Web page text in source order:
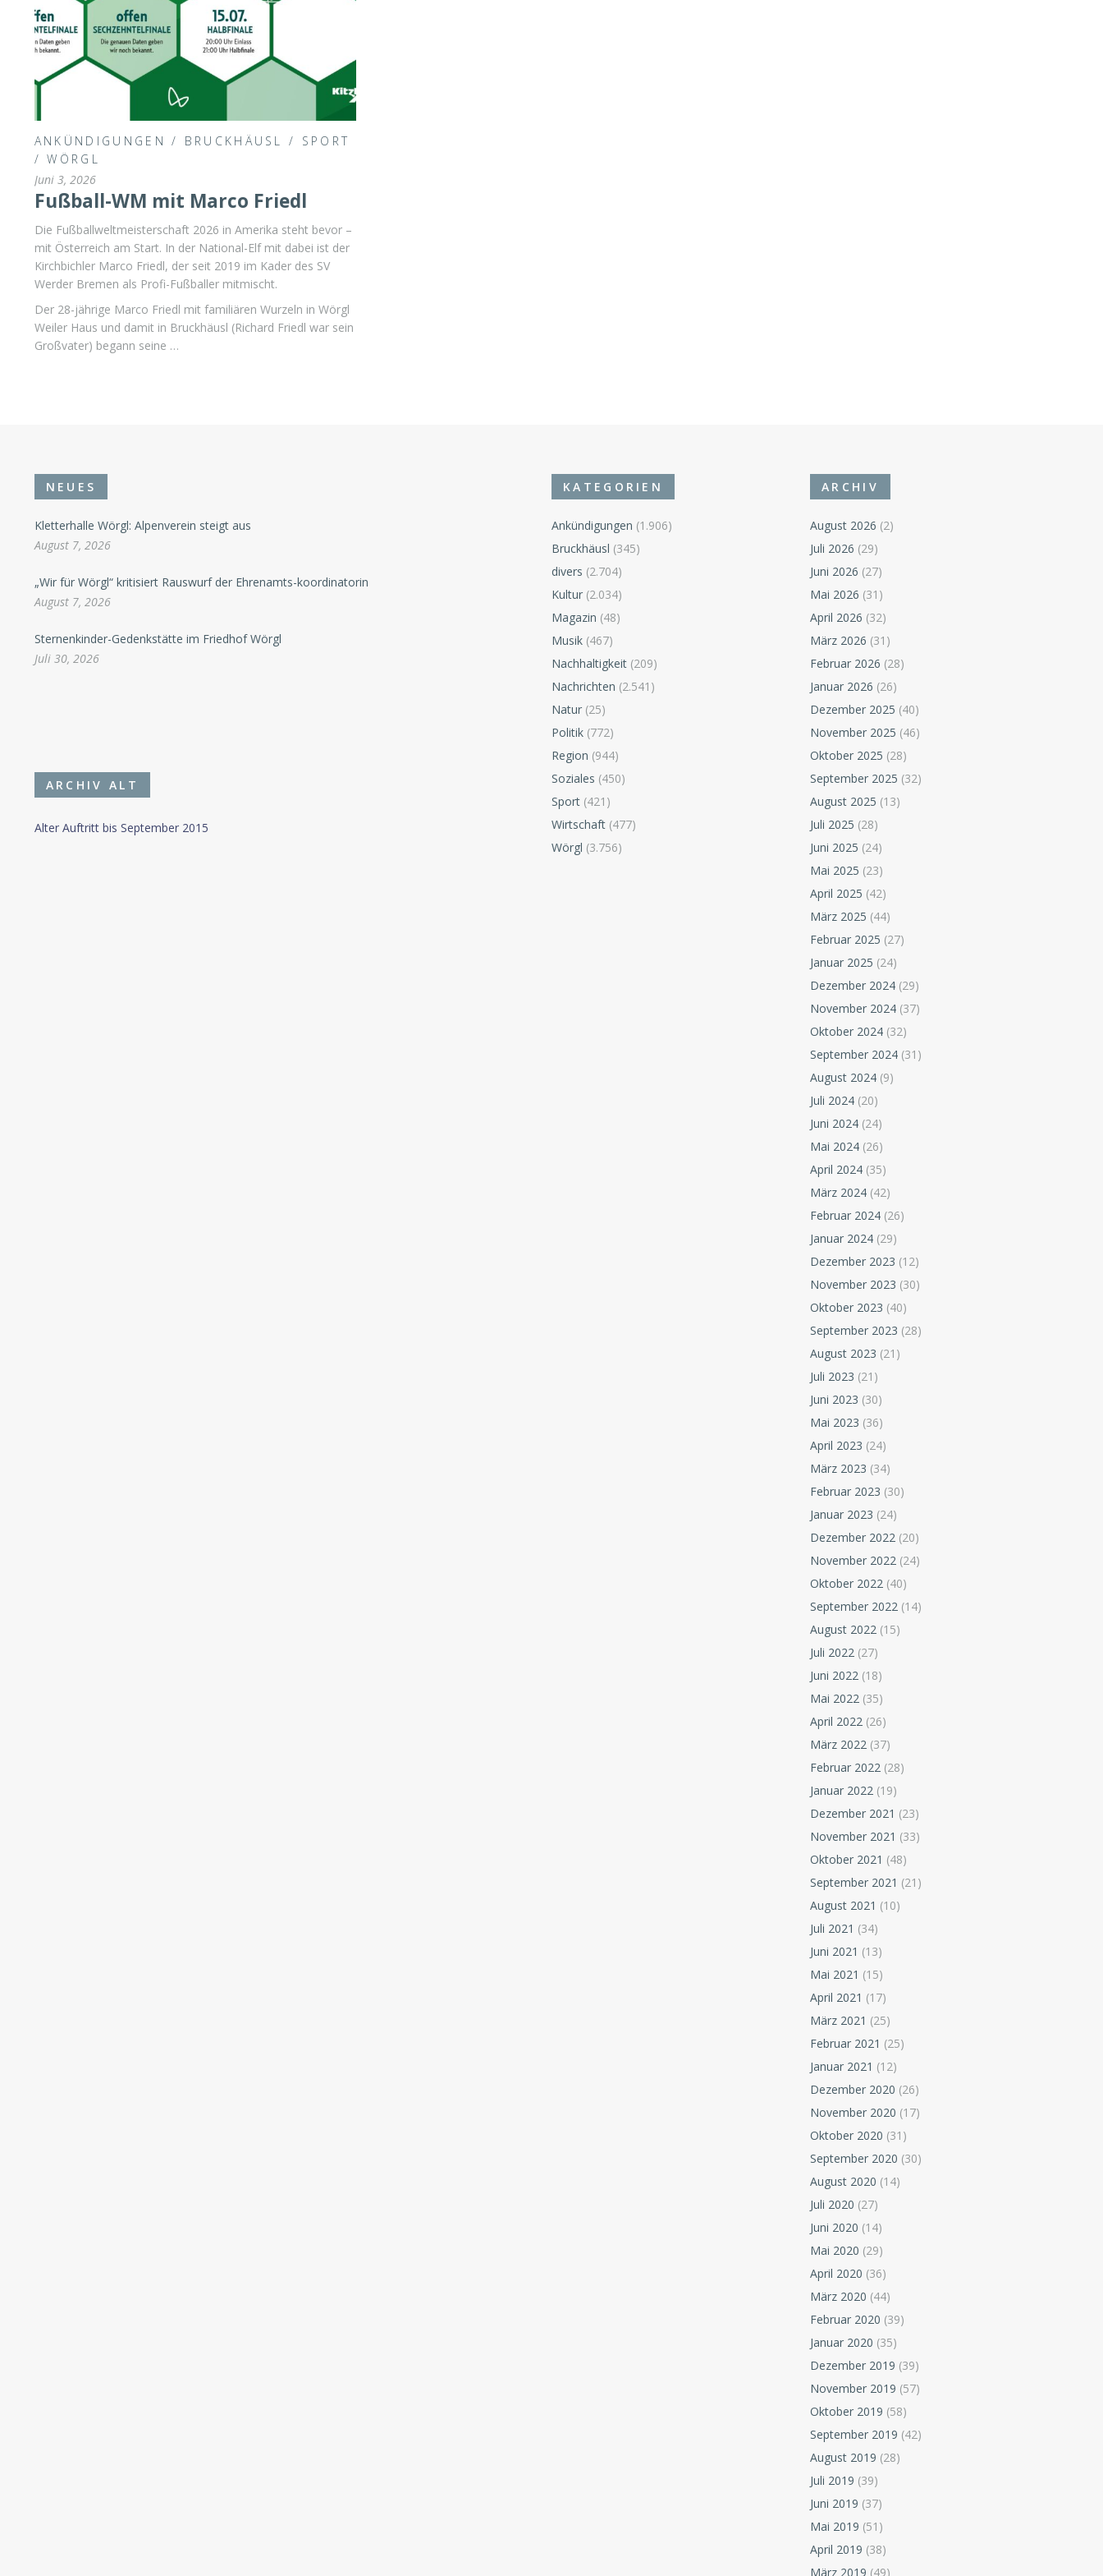
ANKÜNDIGUNGEN / BRUCKHÄUSL / SPORT
/WÖRGL
Juni 3, 2026
Fußball-WM mit Marco Friedl
Die Fußballweltmeisterschaft 2026 in Amerika steht bevor –
mit Österreich am Start. In der National-Elf mit dabei ist der
Kirchbichler Marco Friedl, der seit 2019 im Kader des SV
Werder Bremen als Profi-Fußballer mitmischt.
Der 28-jährige Marco Friedl mit familiären Wurzeln in Wörgl
Weiler Haus und damit in Bruckhäusl (Richard Friedl war sein
Großvater) begann seine …
NEUES
Kletterhalle Wörgl: Alpenverein steigt aus
August 7, 2026
„Wir für Wörgl“ kritisiert Rauswurf der Ehrenamts-koordinatorin
August 7, 2026
Sternenkinder-Gedenkstätte im Friedhof Wörgl
Juli 30, 2026
ARCHIV ALT
Alter Auftritt bis September 2015
KATEGORIEN
Ankündigungen (1.906)
Bruckhäusl (345)
divers (2.704)
Kultur (2.034)
Magazin (48)
Musik (467)
Nachhaltigkeit (209)
Nachrichten (2.541)
Natur (25)
Politik (772)
Region (944)
Soziales (450)
Sport (421)
Wirtschaft (477)
Wörgl (3.756)
ARCHIV
August 2026 (2)
Juli 2026 (29)
Juni 2026 (27)
Mai 2026 (31)
April 2026 (32)
März 2026 (31)
Februar 2026 (28)
Januar 2026 (26)
Dezember 2025 (40)
November 2025 (46)
Oktober 2025 (28)
September 2025 (32)
August 2025 (13)
Juli 2025 (28)
Juni 2025 (24)
Mai 2025 (23)
April 2025 (42)
März 2025 (44)
Februar 2025 (27)
Januar 2025 (24)
Dezember 2024 (29)
November 2024 (37)
Oktober 2024 (32)
September 2024 (31)
August 2024 (9)
Juli 2024 (20)
Juni 2024 (24)
Mai 2024 (26)
April 2024 (35)
März 2024 (42)
Februar 2024 (26)
Januar 2024 (29)
Dezember 2023 (12)
November 2023 (30)
Oktober 2023 (40)
September 2023 (28)
August 2023 (21)
Juli 2023 (21)
Juni 2023 (30)
Mai 2023 (36)
April 2023 (24)
März 2023 (34)
Februar 2023 (30)
Januar 2023 (24)
Dezember 2022 (20)
November 2022 (24)
Oktober 2022 (40)
September 2022 (14)
August 2022 (15)
Juli 2022 (27)
Juni 2022 (18)
Mai 2022 (35)
April 2022 (26)
März 2022 (37)
Februar 2022 (28)
Januar 2022 (19)
Dezember 2021 (23)
November 2021 (33)
Oktober 2021 (48)
September 2021 (21)
August 2021 (10)
Juli 2021 (34)
Juni 2021 (13)
Mai 2021 (15)
April 2021 (17)
März 2021 (25)
Februar 2021 (25)
Januar 2021 (12)
Dezember 2020 (26)
November 2020 (17)
Oktober 2020 (31)
September 2020 (30)
August 2020 (14)
Juli 2020 (27)
Juni 2020 (14)
Mai 2020 (29)
April 2020 (36)
März 2020 (44)
Februar 2020 (39)
Januar 2020 (35)
Dezember 2019 (39)
November 2019 (57)
Oktober 2019 (58)
September 2019 (42)
August 2019 (28)
Juli 2019 (39)
Juni 2019 (37)
Mai 2019 (51)
April 2019 (38)
März 2019 (49)